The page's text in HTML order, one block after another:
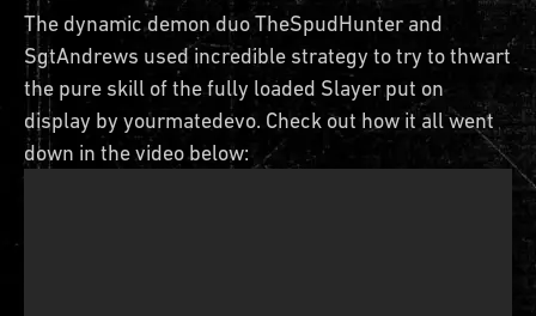
The dynamic demon duo TheSpudHunter and
SgtAndrews used incredible strategy to try to thwart
the pure skill of the fully loaded Slayer put on
display by yourmatedevo. Check out how it all went
down in the video below: